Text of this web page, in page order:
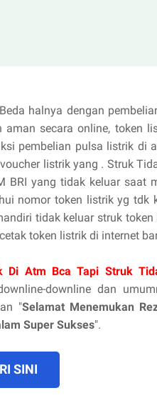
halnya dengan
secara online, token
pembelian pulsa listrik di
listrik yang . Struk
BRI yang tidak keluar saat
nomor token listrik yg tdk
tidak keluar struk
token listrik di internet
Di Atm Bca Tapi Struk
downline dan
"Selamat Menemukan
Super Sukses".
SINI